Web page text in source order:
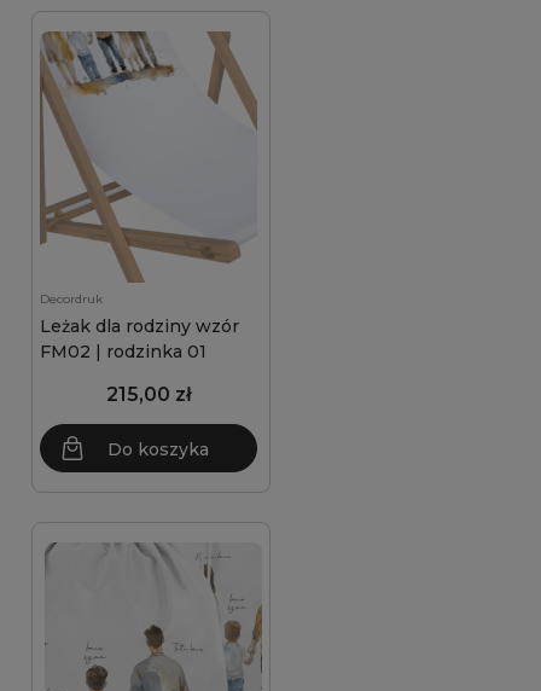
Decordruk
Leżak dla rodziny wzór
FM02 | rodzinka 01
215,00 zł
Do koszyka